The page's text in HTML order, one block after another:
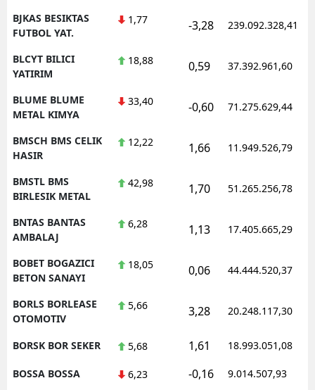
BJKAS BESIKTAS
FUTBOL YAT.
1,77 -3,28 239.092.328,41
BLCYT BILICI
YATIRIM
18,88 0,59 37.392.961,60
BLUME BLUME
METAL KIMYA
33,40 -0,60 71.275.629,44
BMSCH BMS CELIK
HASIR
12,22 1,66 11.949.526,79
BMSTL BMS
BIRLESIK METAL
42,98 1,70 51.265.256,78
BNTAS BANTAS
AMBALAJ
6,28 1,13 17.405.665,29
BOBET BOGAZICI
BETON SANAYI
18,05 0,06 44.444.520,37
BORLS BORLEASE
OTOMOTIV
5,66 3,28 20.248.117,30
BORSK BOR SEKER 5,68 1,61 18.993.051,08
BOSSA BOSSA 6,23 -0,16 9.014.507,93